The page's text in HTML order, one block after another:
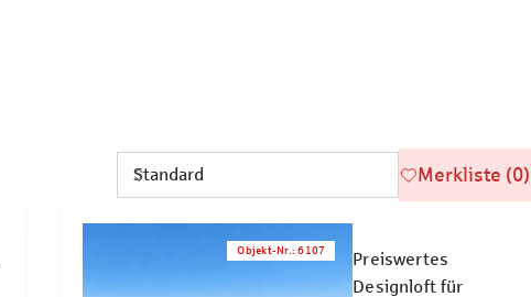
Merkliste (0)
Objekt-Nr. :6107
Preiswertes
Designloft für